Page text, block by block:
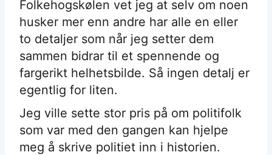
Folkehogskølen vet jeg at selv om noen
husker mer enn andre har alle en eller
to detaljer som når jeg setter dem
sammen bidrar til et spennende og
fargerikt helhetsbilde. Så ingen detalj er
egentlig for liten.
Jeg ville sette stor pris på om politifolk
som var med den gangen kan hjelpe
meg å skrive politiet inn i historien.